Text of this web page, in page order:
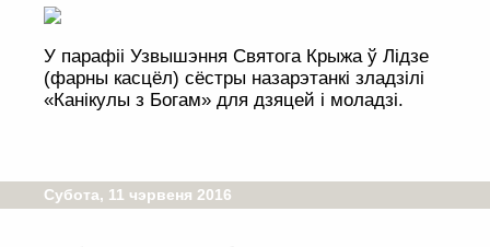
У парафіі Узвышэння Святога Крыжа ў Лідзе
(фарны касцёл) сёстры назарэтанкі зладзілі
«Канікулы з Богам» для дзяцей і моладзі.
Субота, 11 чэрвеня 2016